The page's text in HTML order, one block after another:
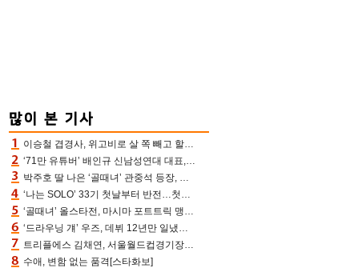
이승철 겹경사, 위고비로 살 쪽 빼고 할아버지 된다‥마음으로 낳은 딸 임신 자랑(유퀴즈)
‘71만 유튜버’ 배인규 신남성연대 대표, 오늘(5일) 숨진 채 발견…향년 36세
박주호 딸 나은 ‘골때녀’ 관중석 등장, 김민재 복제인간 보고 혼란 [결정적장면]
‘나는 SOLO’ 33기 첫날부터 반전…첫인상 0표 영호, 호감남 급부상
‘골때녀’ 올스타전, 마시마 포트트릭 맹추격전 5:4 골 잔치 ‘짜릿’ [어제TV]
‘드라우닝 걔’ 우즈, 데뷔 12년만 일냈다…체조경기장 입성 확정
트리플에스 김채연, 서울월드컵경기장에 뜬 맨시티 여신 [포토엔HD]
수애, 변함 없는 품격[스타화보]